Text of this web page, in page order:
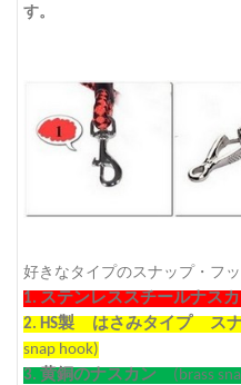
す。
好きなタイプのスナップ・フ
1. ステンレススチールナス
2. HS製 はさみタイプ ス
snap hook)
3. 黄銅のナスカン (brass